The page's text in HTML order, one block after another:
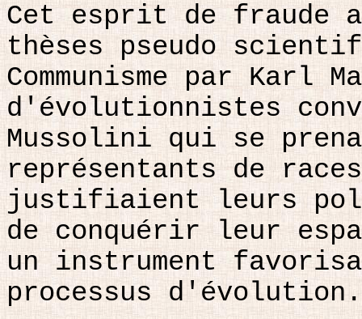
Cet esprit de fraude
thèses pseudo
Communisme par Karl
d'évolutionnistes
Mussolini qui se
représentants de
justifiaient leurs
de conquérir leur
un instrument
processus d'évolution.